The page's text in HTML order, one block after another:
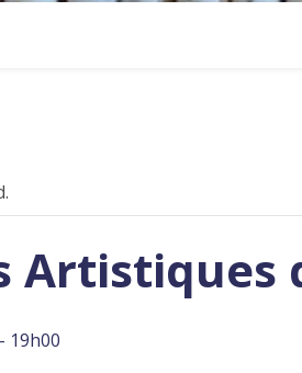
Artistiques
- 19h00